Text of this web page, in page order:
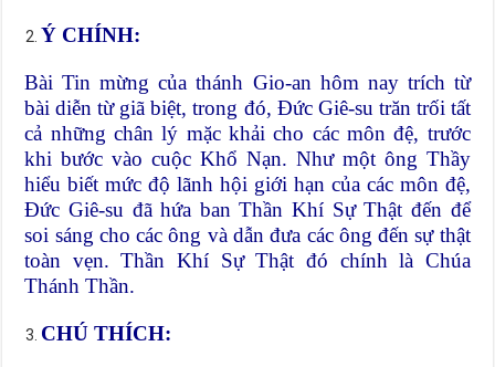
Ý CHÍNH:
Bài Tin mừng của thánh Gio-an hôm nay trích từ
bài diễn từ giã biệt, trong đó, Đức Giê-su trăn trối tất
cả những chân lý mặc khải cho các môn đệ, trước
khi bước vào cuộc Khổ Nạn. Như một ông Thầy
hiểu biết mức độ lãnh hội giới hạn của các môn đệ,
Đức Giê-su đã hứa ban Thần Khí Sự Thật đến để
soi sáng cho các ông và dẫn đưa các ông đến sự thật
toàn vẹn. Thần Khí Sự Thật đó chính là Chúa
Thánh Thần.
CHÚ THÍCH: